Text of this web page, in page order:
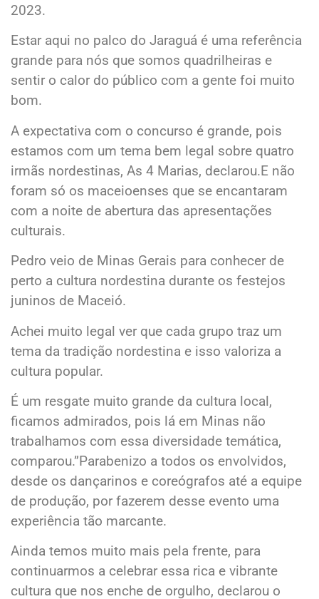
2023.
Estar aqui no palco do Jaraguá é uma referência
grande para nós que somos quadrilheiras e
sentir o calor do público com a gente foi muito
bom.
A expectativa com o concurso é grande, pois
estamos com um tema bem legal sobre quatro
irmãs nordestinas, As 4 Marias, declarou.E não
foram só os maceioenses que se encantaram
com a noite de abertura das apresentações
culturais.
Pedro veio de Minas Gerais para conhecer de
perto a cultura nordestina durante os festejos
juninos de Maceió.
Achei muito legal ver que cada grupo traz um
tema da tradição nordestina e isso valoriza a
cultura popular.
É um resgate muito grande da cultura local,
ficamos admirados, pois lá em Minas não
trabalhamos com essa diversidade temática,
comparou.”Parabenizo a todos os envolvidos,
desde os dançarinos e coreógrafos até a equipe
de produção, por fazerem desse evento uma
experiência tão marcante.
Ainda temos muito mais pela frente, para
continuarmos a celebrar essa rica e vibrante
cultura que nos enche de orgulho, declarou o